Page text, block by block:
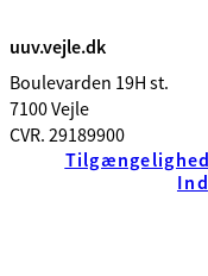
uuv.vejle.dk
Boulevarden 19H st.
7100 Vejle
CVR. 29189900